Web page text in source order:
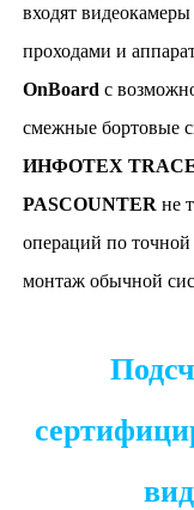
входят видеокамеры
проходами и
OnBoard с
смежные бортовые
ИНФОТЕХ
PASCOUNTER не
операций по точной
монтаж обычной